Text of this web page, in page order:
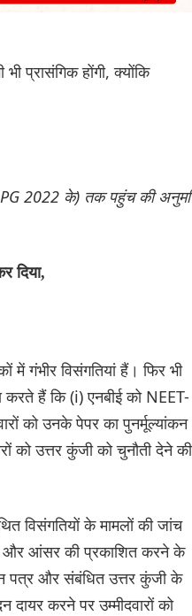
प्रासंगिक होंगी, क्योंकि
PG 2022 के) तक पहुंच की
दिया,
में गंभीर विसंगतियां हैं। फिर भी
करते हैं कि (i) एनबीई को NEET-
को उनके पेपर का पुनर्मूल्यांकन
को उत्तर कुंजी को चुनौती देने की
विसंगतियों के मामलों की जांच
और आंसर की प्रकाशित करने के
पत्र और संबंधित उत्तर कुंजी के
करने पर उम्मीदवारों को